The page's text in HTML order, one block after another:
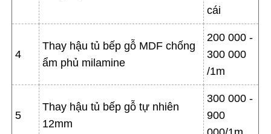
cái
4
Thay hậu tủ bếp gỗ MDF chống
ẩm phủ milamine
200 000 -
300 000
/1m
5
Thay hậu tủ bếp gỗ tự nhiên
12mm
300 000 -
900